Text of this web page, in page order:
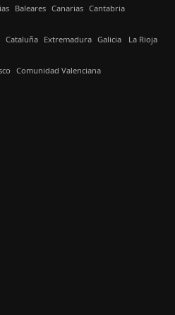
Baleares Canarias Cantabria
Cataluña Extremadura Galicia La Rioja
Comunidad Valenciana